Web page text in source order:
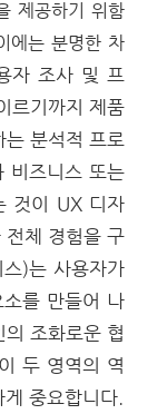
제공하기 위함
에는 분명한 차
자 조사 및 프
르기까지 제품
분석적 프로
비즈니스 또는
것이 UX 디자
전체 경험을 구
)는 사용자가
를 만들어 나
조화로운 협
두 영역의 역
중요합니다.